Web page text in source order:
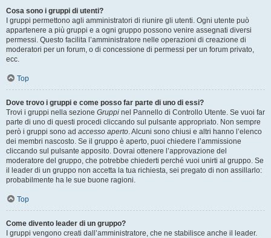
Cosa sono i gruppi di utenti?
I gruppi permettono agli amministratori di riunire gli utenti. Ogni utente può
appartenere a più gruppi e a ogni gruppo possono venire assegnati diversi
permessi. Questo facilita l’amministratore nelle operazioni di creazione di
moderatori per un forum, o di concessione di permessi per un forum privato,
ecc.
Top
Dove trovo i gruppi e come posso far parte di uno di essi?
Trovi i gruppi nella sezione Gruppi nel Pannello di Controllo Utente. Se vuoi far
parte di uno di questi procedi cliccando sul pulsante appropriato. Non sempre
però i gruppi sono ad accesso aperto. Alcuni sono chiusi e altri hanno l’elenco
dei membri nascosto. Se il gruppo è aperto, puoi chiedere l’ammissione
cliccando sul pulsante apposito. Dovrai ottenere l’approvazione del
moderatore del gruppo, che potrebbe chiederti perché vuoi unirti al gruppo. Se
il leader di un gruppo non accetta la tua richiesta, sei pregato di non assillarlo:
probabilmente ha le sue buone ragioni.
Top
Come divento leader di un gruppo?
I gruppi vengono creati dall’amministratore, che ne stabilisce anche il leader.